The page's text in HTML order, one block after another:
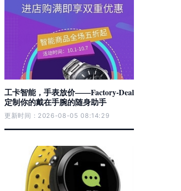
工卡智能，手表放价——Factory-Deal
定制你的戴在手腕的随身助手
更新时间：2026-08-05 08:14:29